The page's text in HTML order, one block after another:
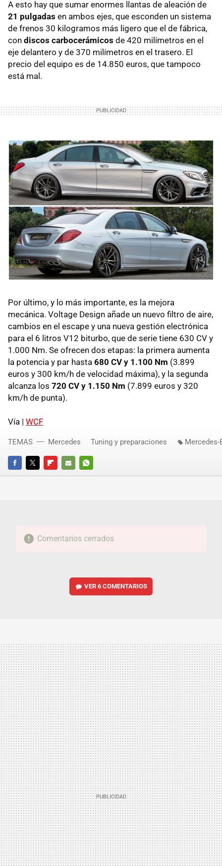
A esto hay que sumar enormes llantas de aleación de
21 pulgadas en ambos ejes, que esconden un sistema
de frenos 30 kilogramos más ligero que el de fábrica,
con discos carbocerámicos de 420 milímetros en el
eje delantero y de 370 milímetros en el trasero. El
precio del equipo es de 14.850 euros, que tampoco
está mal.
Por último, y lo más importante, es la mejora
mecánica. Voltage Design añade un nuevo filtro de aire,
cambios en el escape y una nueva gestión electrónica
para el 6 litros V12 biturbo, que de serie tiene 630 CV y
1.000 Nm. Se ofrecen dos etapas: la primera aumenta
la potencia y par hasta 680 CV y 1.100 Nm (3.899
euros y 300 km/h de velocidad máxima), y la segunda
alcanza los 720 CV y 1.150 Nm (7.899 euros y 320
km/h de punta).
Vía | WCF
FACEBOOKTWITTERFLIPBOARD
E-
WHATSAPP
TEMAS Mercedes Tuning y preparaciones Mercedes-
Comentarios cerrados
VER6 COMENTARIOS